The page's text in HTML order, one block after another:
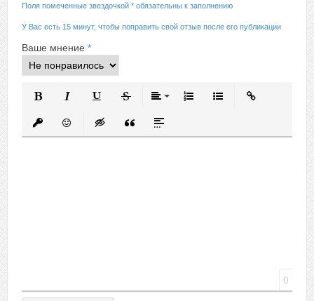
Поля помеченные звездочкой * обязательны к заполнению
У Вас есть 15 минут, чтобы поправить свой отзыв после его публикации
Ваше мнение *
Маркированный
Вставить
Вставить защищенную ссылку
Вставить смайлик
Вставка скрытого текста
Вставка цитаты
Вставка спойлера
0